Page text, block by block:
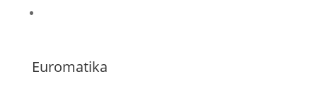
Euromatika